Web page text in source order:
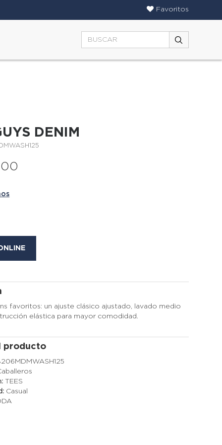
Favoritos
DENIM
favoritos: un ajuste clásico ajustado, lavado medio
elástica para mayor comodidad.
producto
TEES
Casual